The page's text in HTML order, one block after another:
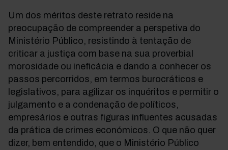
Um dos méritos deste retrato reside na
preocupação de compreender a perspetiva do
Ministério Público, resistindo à tentação de
criticar a justiça com base na sua proverbial
morosidade ou ineficácia e dando a conhecer os
passos percorridos, em termos burocráticos e
legislativos, para agilizar os inquéritos e permitir o
julgamento e a condenação de políticos,
empresários e outras figuras influentes acusadas
da prática de crimes económicos. O que não quer
dizer, bem entendido, que o Ministério Público